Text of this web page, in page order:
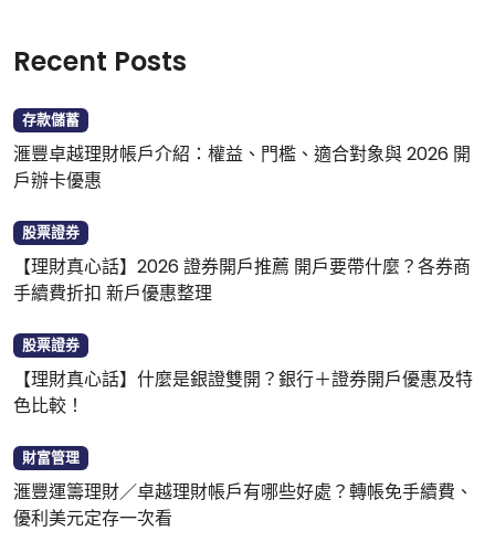
Recent Posts
存款儲蓄
滙豐卓越理財帳戶介紹：權益、門檻、適合對象與 2026 開
戶辦卡優惠
股票證券
【理財真心話】2026 證券開戶推薦 開戶要帶什麼？各券商
手續費折扣 新戶優惠整理
股票證券
【理財真心話】什麼是銀證雙開？銀行＋證券開戶優惠及特
色比較！
財富管理
滙豐運籌理財／卓越理財帳戶有哪些好處？轉帳免手續費、
優利美元定存一次看